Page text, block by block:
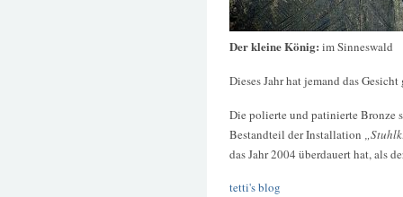
Der kleine König: im Sinneswald
Dieses Jahr hat jemand das
Die polierte und patinierte Bronze
Bestandteil der Installation
das Jahr 2004 überdauert hat, als
tetti's blog